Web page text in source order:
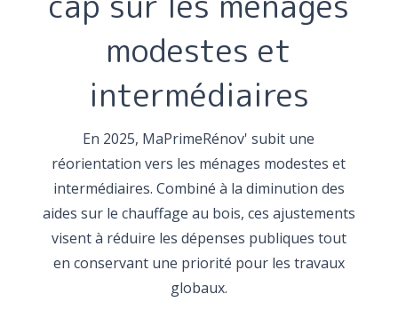
modestes et
intermédiaires
En 2025, MaPrimeRénov' subit une
réorientation vers les ménages modestes et
intermédiaires. Combiné à la diminution des
aides sur le chauffage au bois, ces ajustements
visent à réduire les dépenses publiques tout
en conservant une priorité pour les travaux
globaux.